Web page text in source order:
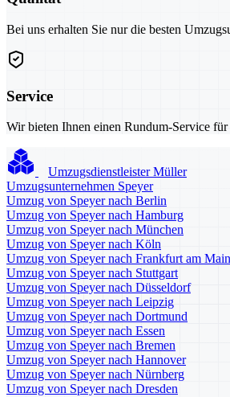
Bei uns erhalten Sie nur die besten
Service
Wir bieten Ihnen einen Rundum-Service
Umzugsdienstleister Müller
Umzugsunternehmen Speyer
Umzug von Speyer nach Berlin
Umzug von Speyer nach Hamburg
Umzug von Speyer nach München
Umzug von Speyer nach Köln
Umzug von Speyer nach Frankfurt am Main
Umzug von Speyer nach Stuttgart
Umzug von Speyer nach Düsseldorf
Umzug von Speyer nach Leipzig
Umzug von Speyer nach Dortmund
Umzug von Speyer nach Essen
Umzug von Speyer nach Bremen
Umzug von Speyer nach Hannover
Umzug von Speyer nach Nürnberg
Umzug von Speyer nach Dresden